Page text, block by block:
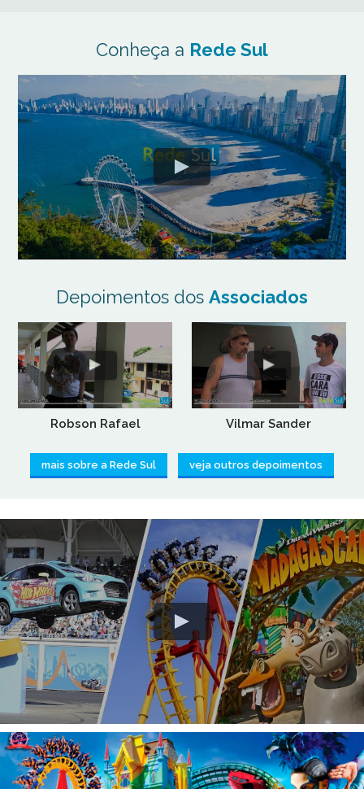
Conheça a Rede Sul
Depoimentos dos Associados
Robson Rafael Vilmar Sander
mais sobre a Rede Sul veja outros depoimentos